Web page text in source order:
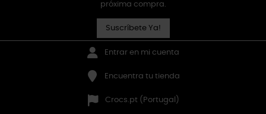
próxima compra.
Suscríbete Ya!
Entrar en mi cuenta
Encuentra tu tienda
Crocs.pt (Portugal)